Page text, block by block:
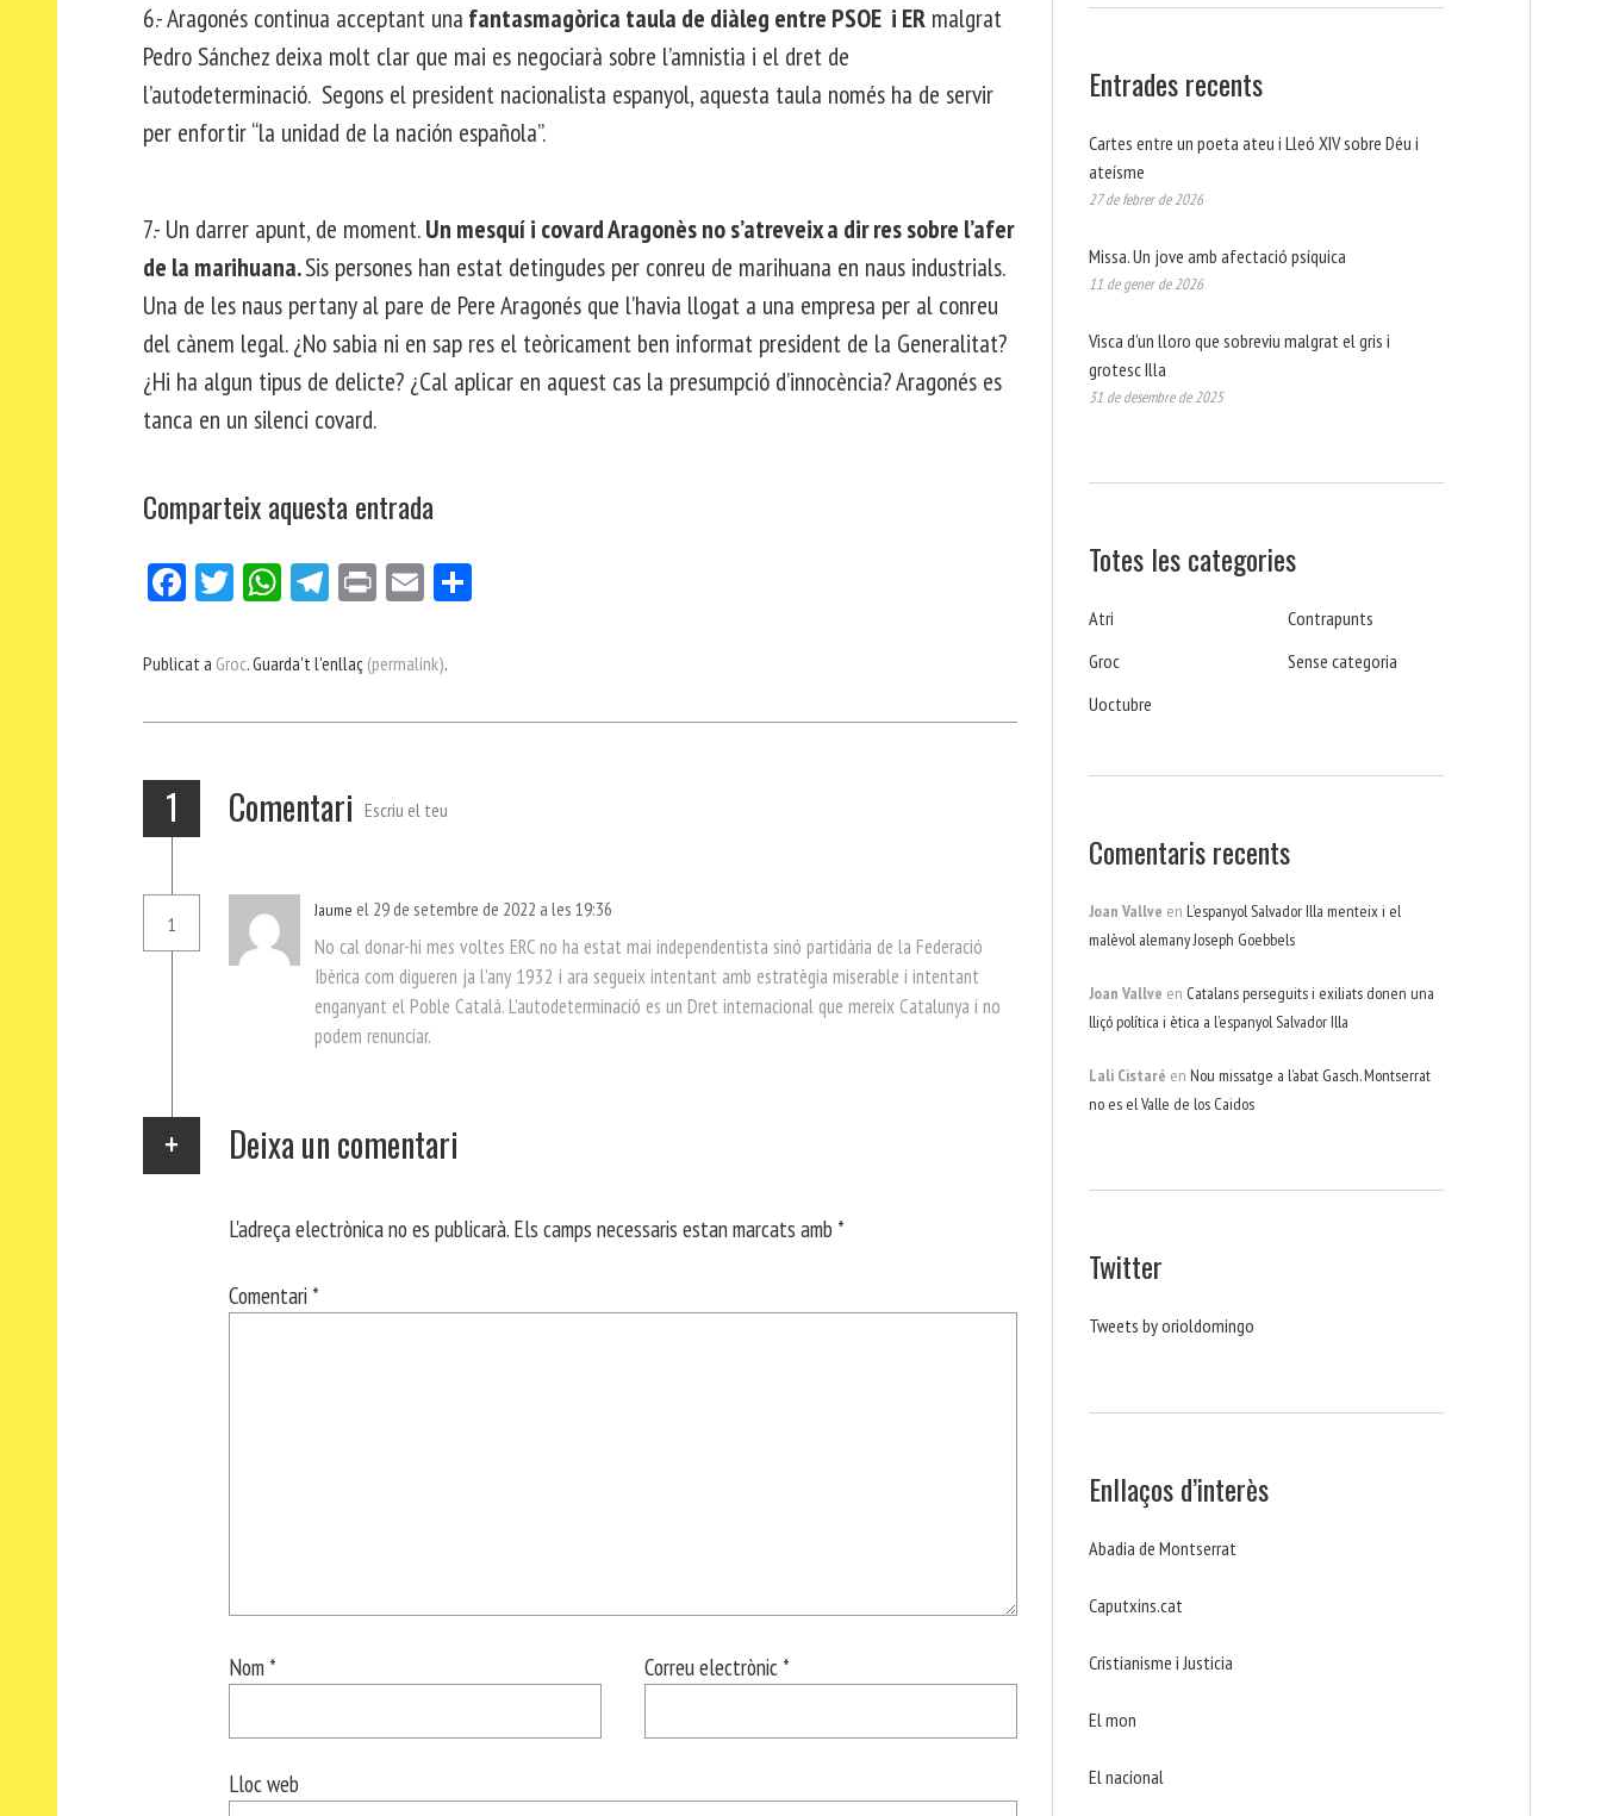
6.- Aragonés continua acceptant una fantasmagòrica taula de diàleg entre PSOE i ER malgrat
Pedro Sánchez deixa molt clar que mai es negociarà sobre l’amnistia i el dret de
l’autodeterminació. Segons el president nacionalista espanyol, aquesta taula només ha de servir
per enfortir “la unidad de la nación española”.
7.- Un darrer apunt, de moment.Un mesquí i covard Aragonès no s’atreveix a dir res sobre l’afer
de la marihuana.Sis persones han estat detingudes per conreu de marihuana en naus industrials.
Una de les naus pertany al pare de Pere Aragonés que l’havia llogat a una empresa per al conreu
del cànem legal. ¿No sabia ni en sap res el teòricament ben informat president de la Generalitat?
¿Hi ha algun tipus de delicte? ¿Cal aplicar en aquest cas la presumpció d’innocència? Aragonés es
tanca en un silenci covard.
Comparteix aquesta entrada
Fa
bo
Tw
er
W
ts
p
Te
gr
m
Pri E
ail
ei
Publicat a Groc. Guarda't l'enllaç (permalink).
1 Comentari Escriu el teu
1
Jaume el 29 de setembre de 2022 a les 19:36
No cal donar-hi mes voltes ERC no ha estat mai independentista sinó partidària de la Federació
Ibèrica com digueren ja l’any 1932 i ara segueix intentant amb estratègia miserable i intentant
enganyant el Poble Catalá. L’autodeterminació es un Dret internacional que mereix Catalunya i no
podem renunciar.
Deixa un comentari
L'adreça electrònica no es publicarà. Els camps necessaris estan marcats amb *
Comentari *
Nom * Correu electrònic *
Lloc web
Entrades recents
Cartes entre un poeta ateu i Lleó XIV sobre Déu i
ateísme
27 de febrer de 2026
Missa. Un jove amb afectació psíquica
11 de gener de 2026
Visca d’un lloro que sobreviu malgrat el gris i
grotesc Illa
31 de desembre de 2025
Totes les categories
Atri
Contrapunts
Groc
Sense categoria
Uoctubre
Comentaris recents
Joan Vallve en L’espanyol Salvador Illa menteix i el
malèvol alemany Joseph Goebbels
Joan Vallve en Catalans perseguits i exiliats donen una
lliçó política i ètica a l’espanyol Salvador Illa
Lali Cistaré en Nou missatge a l’abat Gasch. Montserrat
no es el Valle de los Caidos
Twitter
Tweets by orioldomingo
Enllaços d’interès
Abadia de Montserrat
Caputxins.cat
Cristianisme i Justicia
El mon
El nacional